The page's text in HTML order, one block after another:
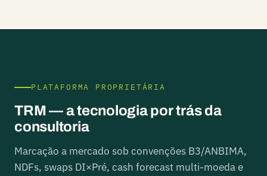
PLATAFORMA PROPRIETÁRIA
TRM — a tecnologia por trás da
consultoria
Marcação a mercado sob convenções B3/ANBIMA,
NDFs, swaps DI×Pré, cash forecast multi-moeda e